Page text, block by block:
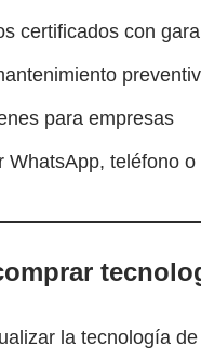
certificados con
para empresas
WhatsApp, teléfono o
la tecnología